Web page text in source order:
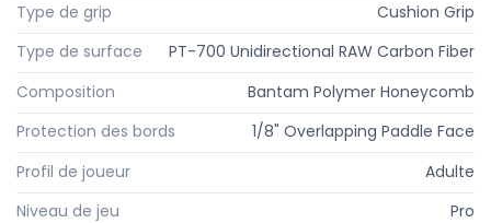
Type de grip
Cushion Grip
Type de surface
PT-700 Unidirectional RAW Carbon Fiber
Composition
Bantam Polymer Honeycomb
Protection des bords
1/8" Overlapping Paddle Face
Profil de joueur
Adulte
Niveau de jeu
Pro